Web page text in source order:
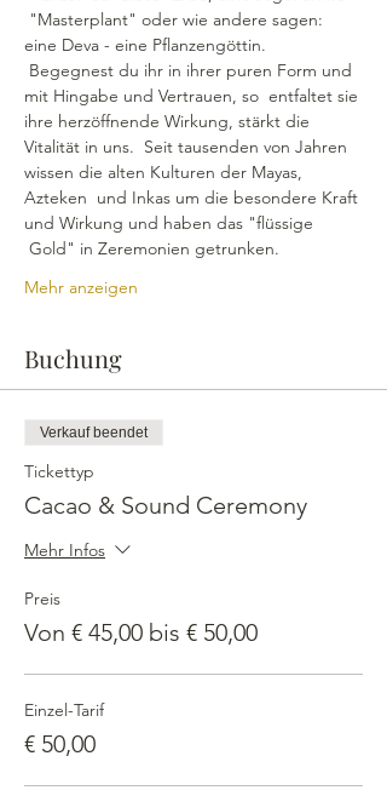
"Masterplant" oder wie andere sagen:
eine Deva - eine Pflanzengöttin.
Begegnest du ihr in ihrer puren Form und
mit Hingabe und Vertrauen, so  entfaltet sie
ihre herzöffnende Wirkung, stärkt die
Vitalität in uns.  Seit tausenden von Jahren
wissen die alten Kulturen der Mayas,
Azteken  und Inkas um die besondere Kraft
und Wirkung und haben das "flüssige
Gold" in Zeremonien getrunken.
Mehr anzeigen
Buchung
Verkauf beendet
Tickettyp
Cacao & Sound Ceremony
Mehr Infos
Preis
Von € 45,00 bis € 50,00
Einzel-Tarif
€ 50,00